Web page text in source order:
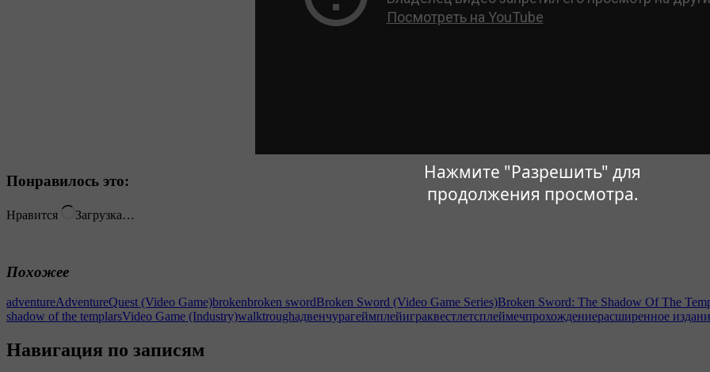
Нажмите "Разрешить" для
продолжения просмотра.
Понравилось это:
Нравится Загрузка…
Похожее
adventureAdventureQuest (Video Game)brokenbroken swordBroken Sword (Video Game Series)Broken Sword: The Shadow Of The
shadow of the templarsVideo Game (Industry)walktroughадвенчурагеймплейиграквестлетсплеймечпрохождениерасширенное
Навигация по записям